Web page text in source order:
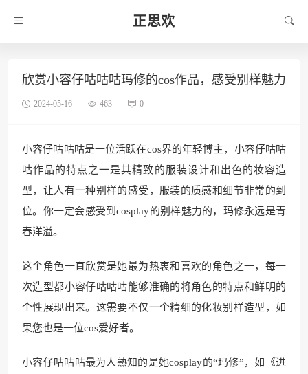
正思欢
欣赏小容仔咕咕咕玛修的cos作品，感受别样魅力
2024-05-16 463 0
小容仔咕咕咕是一位活跃在cos界的年轻博主，小容仔咕咕
咕作品的特点之一是其精致的服装设计和出色的妆容造
型，让人有一种别样的感受，服装的质感和细节非常的到
位。你一定会感受到cosplay的别样魅力的，玛修永远是青
春洋溢。
这个角色一直欣赏是她最为热衷和喜欢的角色之一，每一
次造型都小容仔咕咕咕能够准确的将角色的特点和鲜明的
个性展现出来。这需要不仅一个精细的化妆别样造型，如
果您也是一位cos爱好者。
小容仔咕咕咕最为人熟知的是她cosplay的“玛修”，如《进